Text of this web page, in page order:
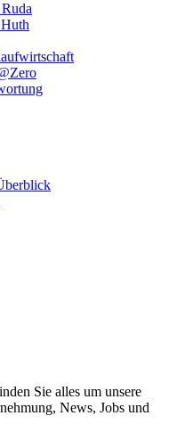
Sie alles um unsere
News, Jobs und